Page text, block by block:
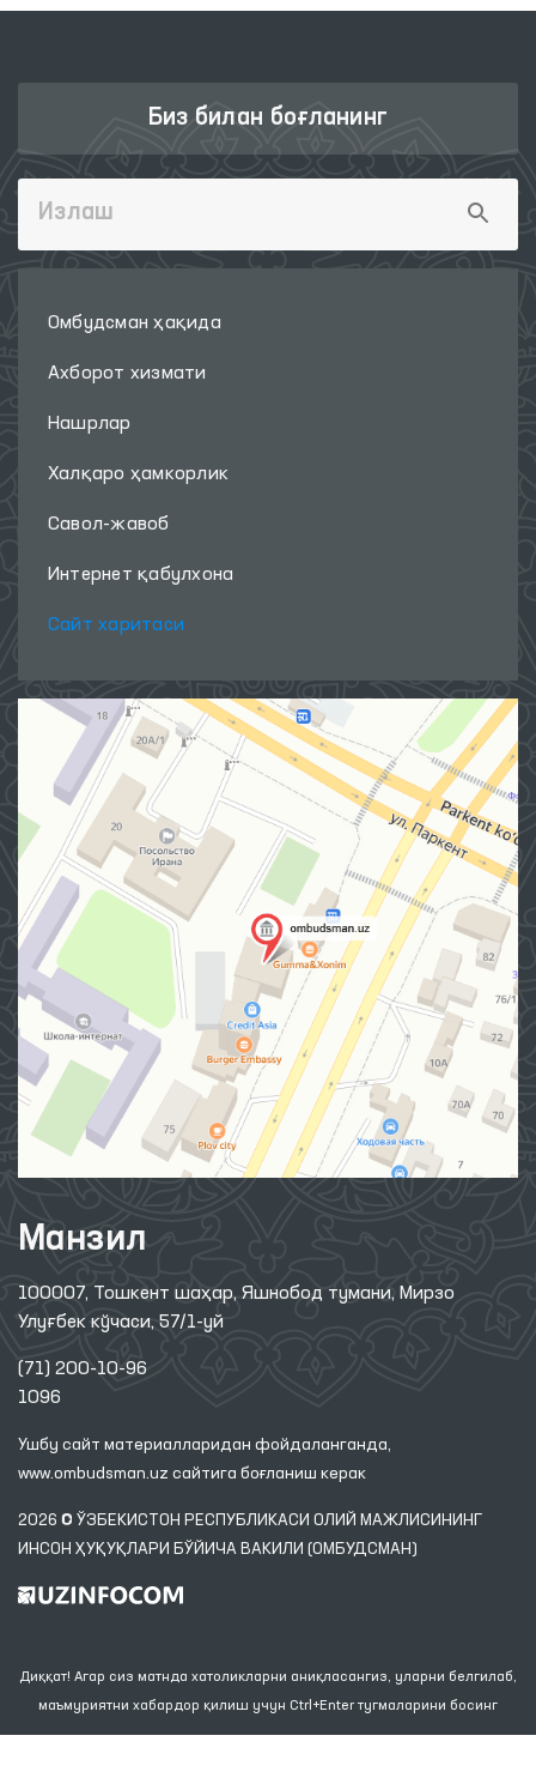
Биз билан боғланинг
Омбудсман ҳақида
Ахборот хизмати
Нашрлар
Халқаро ҳамкорлик
Савол-жавоб
Интернет қабулхона
Сайт харитаси
Манзил
100007, Тошкент шаҳар, Яшнобод тумани, Мирзо
Улуғбек кўчаси, 57/1-уй
(71) 200-10-96
1096
Ушбу сайт материалларидан фойдаланганда,
www.ombudsman.uz сайтига боғланиш керак
2026 © ЎЗБЕКИСТОН РЕСПУБЛИКАСИ ОЛИЙ МАЖЛИСИНИНГ
ИНСОН ҲУҚУҚЛАРИ БЎЙИЧА ВАКИЛИ (ОМБУДСМАН)
Диққат! Агар сиз матнда хатоликларни аниқласангиз, уларни белгилаб,
маъмуриятни хабардор қилиш учун Ctrl+Enter тугмаларини босинг